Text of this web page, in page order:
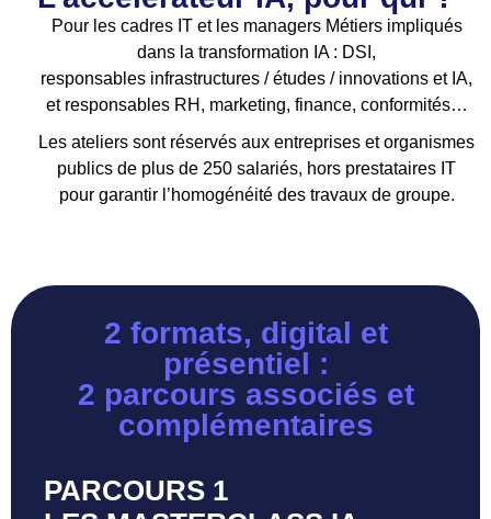
Pour les cadres IT et les managers Métiers impliqués
dans la transformation IA : DSI,
responsables infrastructures / études / innovations et IA,
et responsables RH, marketing, finance, conformités…
Les ateliers sont réservés aux entreprises et organismes
publics de plus de 250 salariés, hors prestataires IT
pour garantir l’homogénéité des travaux de groupe.
2 formats, digital et
présentiel :
2 parcours associés et
complémentaires
PARCOURS 1